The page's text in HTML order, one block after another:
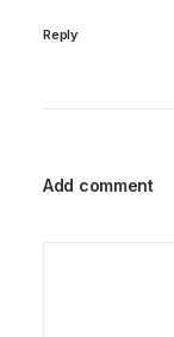
Reply
Add comment